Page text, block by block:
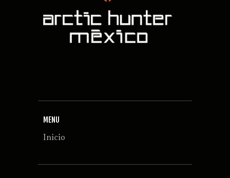
MENU
Inicio